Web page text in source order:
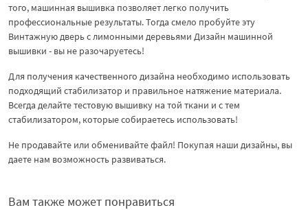
того, машинная вышивка позволяет легко получить
профессиональные результаты. Тогда смело пробуйте эту
Винтажную дверь с лимонными деревьями Дизайн машинной
вышивки - вы не разочаруетесь!
Для получения качественного дизайна необходимо использовать
подходящий стабилизатор и правильное натяжение материала.
Всегда делайте тестовую вышивку на той ткани и с тем
стабилизатором, которые собираетесь использовать!
Не продавайте или обменивайте файл! Покупая наши дизайны, вы
даете нам возможность развиваться.
Вам также может понравиться